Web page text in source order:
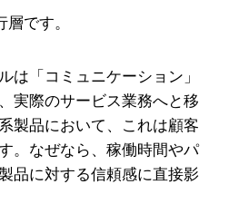
です。
は「コミュニケーション」
実際のサービス業務へと移
製品において、これは顧客
。なぜなら、稼働時間やパ
品に対する信頼感に直接影